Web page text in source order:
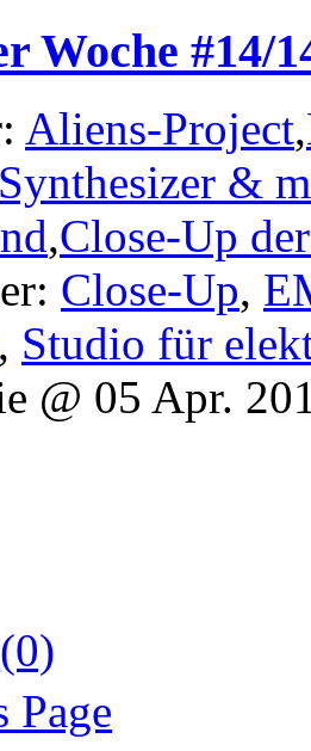
Woche
Aliens-Project,
Synthesizer &
,Close-Up
Close-Up,
, Studio für
05 Apr.